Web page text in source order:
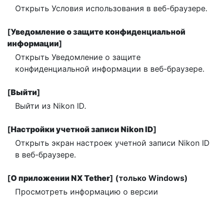
Открыть Условия использования в веб-браузере.
[Уведомление о защите конфиденциальной
информации]
Открыть Уведомление о защите
конфиденциальной информации в веб-браузере.
[Выйти]
Выйти из Nikon ID.
[Настройки учетной записи Nikon ID]
Открыть экран настроек учетной записи Nikon ID
в веб-браузере.
[О приложении NX Tether] (только Windows)
Просмотреть информацию о версии